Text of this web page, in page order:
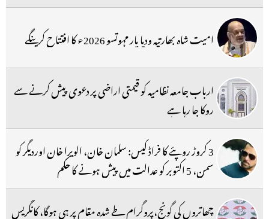
امیت شاہ بھارتیہ ودیا پار مہوتسو 2026ء کا افتتاح کرینگے
ارباب جامعہ نظامیہ کو قیمتی اراضی پر دعوی پیش کرنے سے
روکا جا رہا ہے
3 کروڑ روپئے کا فراڈ کیس: سلمان خان، الویرا خان اوردیگر کو
سمن، 5 اکتوبر کو عدالت میں پیش ہونے کا حکم
چھاتروں کی گونج،پروگرام طے شدہ مقام پر ہی ہوگا، کانگریس